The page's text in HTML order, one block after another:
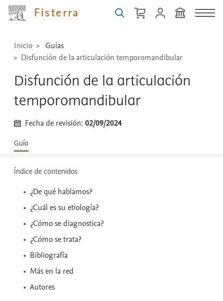
Fisterra
...
Inicio
Guías
Disfunción de la articulación temporomandibular
Disfunción de la articulación
temporomandibular
Fecha de revisión:02/09/2024
Guía
Índice de contenidos
¿De qué hablamos?
¿Cuál es su etiología?
¿Cómo se diagnostica?
¿Cómo se trata?
Bibliografía
Más en la red
Autores